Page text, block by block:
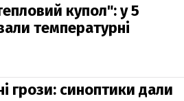
купол": у 5
температурні
грози: синоптики дали